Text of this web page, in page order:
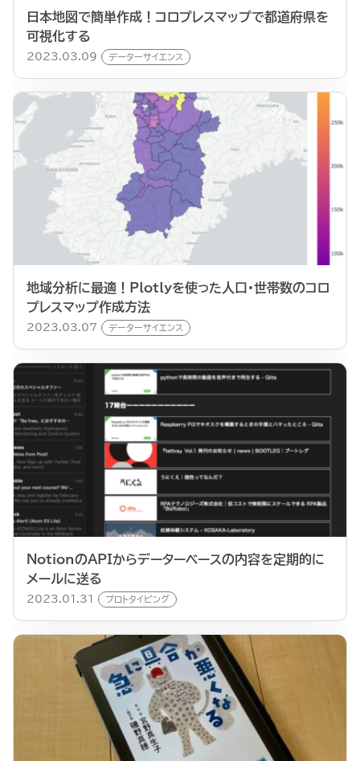
日本地図で簡単作成！コロプレスマップで都道府県を
可視化する
2023.03.09 データーサイエンス
地域分析に最適！Plotlyを使った人口・世帯数のコロ
プレスマップ作成方法
2023.03.07 データーサイエンス
NotionのAPIからデーターベースの内容を定期的に
メールに送る
2023.01.31 プロトタイピング